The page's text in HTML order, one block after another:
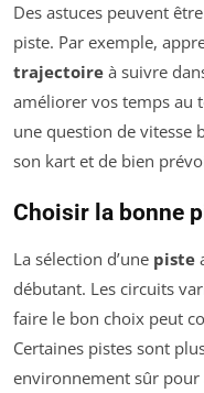
Des astuces peuvent
piste. Par exemple,
trajectoire à suivre
améliorer vos temps au
une question de vitesse
son kart et de bien
Choisir la bonne
La sélection d’une piste
débutant. Les circuits
faire le bon choix peut
Certaines pistes sont
environnement sûr